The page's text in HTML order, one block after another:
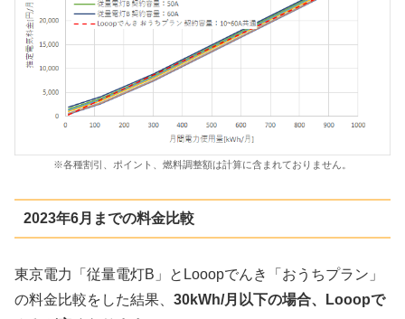
※各種割引、ポイント、燃料調整額は計算に含まれておりません。
2023年6月までの料金比較
東京電力「従量電灯B」とLooopでんき「おうちプラン」
の料金比較をした結果、 30kWh/月以下の場合、Looopで